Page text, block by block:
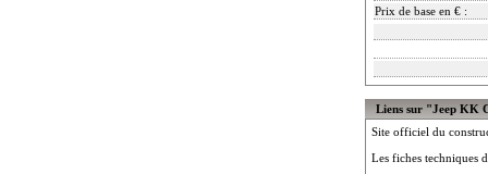
Prix de base en € :
Liens sur "Jeep KK
Site officiel du
Les fiches techniques